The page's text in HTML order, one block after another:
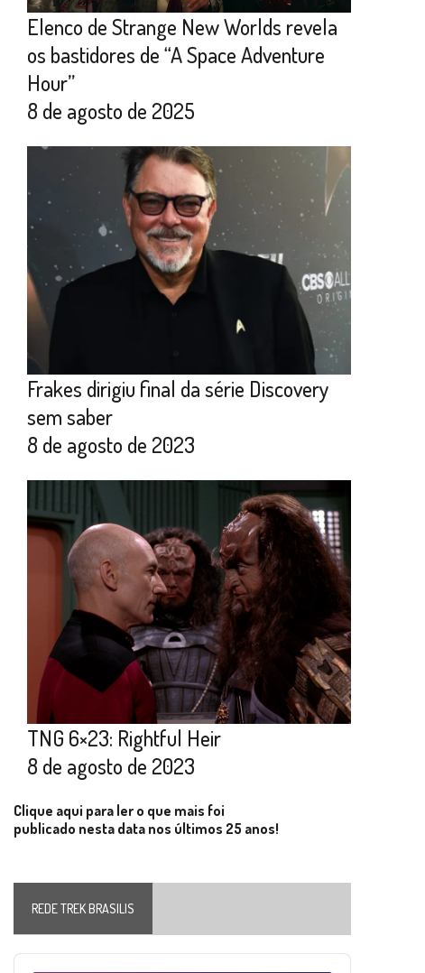
Elenco de Strange New Worlds revela
os bastidores de “A Space Adventure
Hour”
8 de agosto de 2025
Frakes dirigiu final da série Discovery
sem saber
8 de agosto de 2023
TNG 6×23: Rightful Heir
8 de agosto de 2023
Clique aqui para ler o que mais foi
publicado nesta data nos últimos 25 anos!
REDE TREK BRASILIS
Audio